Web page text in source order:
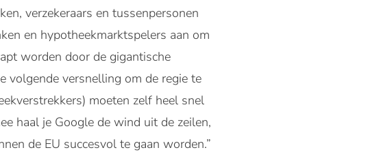
verzekeraars en tussenpersonen
en hypotheekmarktspelers aan om
worden door de gigantische
volgende versnelling om de regie te
moeten zelf heel snel
haal je Google de wind uit de zeilen,
de EU succesvol te gaan worden.”